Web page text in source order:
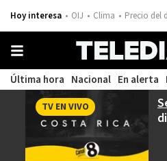
Hoy interesa OIJ Clima Precio del
Última hora Nacional En alerta
TV EN VIVO